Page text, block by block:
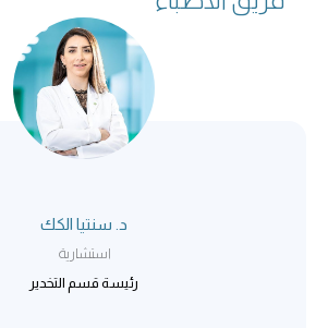
د. سنتيا الكك
استشارية
رئيسة قسم التخدير